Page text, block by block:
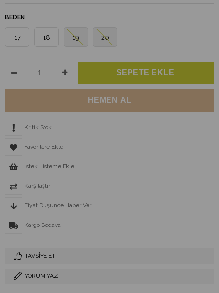
BEDEN
17 18 19 20
Kritik Stok
Favorilere Ekle
İstek Listeme Ekle
Karşılaştır
Fiyat Düşünce Haber Ver
Kargo Bedava
TAVSIYE ET
YORUM YAZ